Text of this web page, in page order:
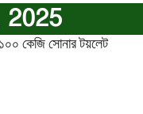
2025
কেজি সোনার টয়লেট